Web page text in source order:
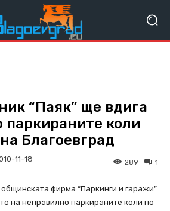
“Паяк” ще вдига
паркираните коли
Благоевград
11-18 1
289
фирма “Паркинги и гаражи”
на неправилно паркираните коли по